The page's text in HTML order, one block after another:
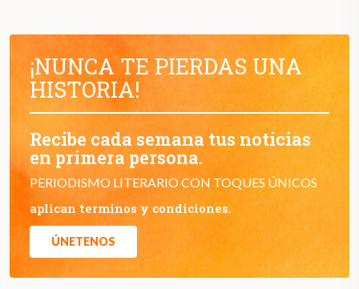
¡NUNCA TE PIERDAS UNA
HISTORIA!
Recibe cada semana tus noticias
en primera persona.
PERIODISMO LITERARIO CON TOQUES ÚNICOS
aplican terminos y condiciones.
ÚNETENOS